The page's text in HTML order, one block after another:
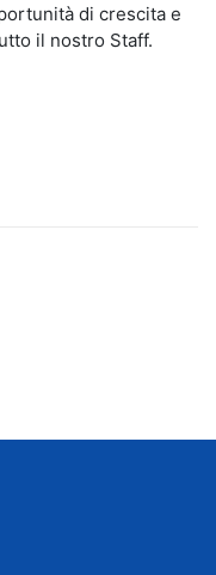
di crescita e
il nostro Staff.